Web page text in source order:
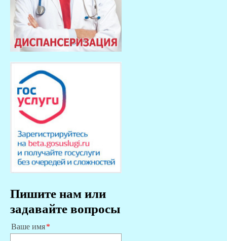
Пишите нам или
задавайте вопросы
Ваше имя